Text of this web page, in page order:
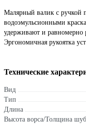
Малярный валик с ручкой
водоэмульсионными
удерживают и равномерно
Эргономичная рукоятка
Технические
Вид
Тип
Длина
Высота ворса/Толщина